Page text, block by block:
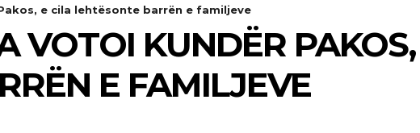
e cila lehtësonte barrën e familjeve
VOTOI KUNDËR
E FAMILJEVE